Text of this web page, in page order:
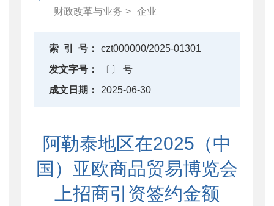
金融工作
财政内控监督
下载中心
重点领域信息公开
财政改革与业务 > 企业
索 引 号：
czt000000/2025-01301
发文字号：
〔〕 号
成文日期：
2025-06-30
阿勒泰地区在2025（中
国）亚欧商品贸易博览会
上招商引资签约金额